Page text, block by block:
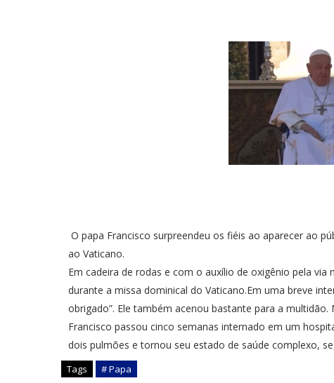
O papa Francisco surpreendeu os fiéis ao aparecer ao
ao Vaticano.
Em cadeira de rodas e com o auxílio de oxigênio pela
durante a missa dominical do Vaticano.Em uma breve
obrigado”. Ele também acenou bastante para a multidão.
Francisco passou cinco semanas internado em um
dois pulmões e tornou seu estado de saúde complexo,
Tags # Papa